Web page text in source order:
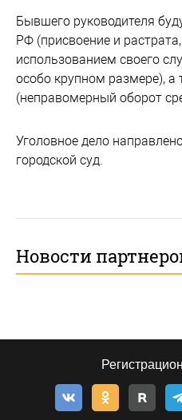
Бывшего руководителя
РФ (присвоение и
использованием своего
особо крупном размере),
(неправомерный оборот
Уголовное дело
городской суд.
Новости